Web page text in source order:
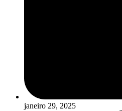
janeiro 29, 2025